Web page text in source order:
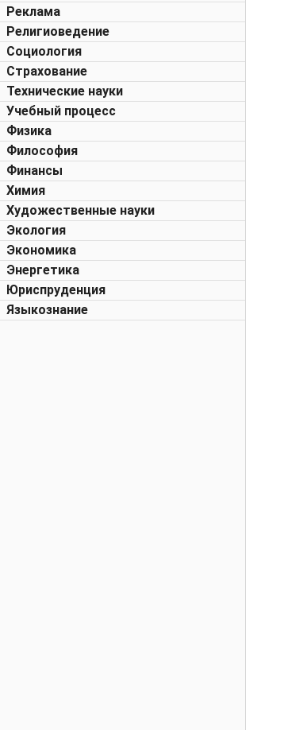
Реклама
Религиоведение
Социология
Страхование
Технические науки
Учебный процесс
Физика
Философия
Финансы
Химия
Художественные науки
Экология
Экономика
Энергетика
Юриспруденция
Языкознание